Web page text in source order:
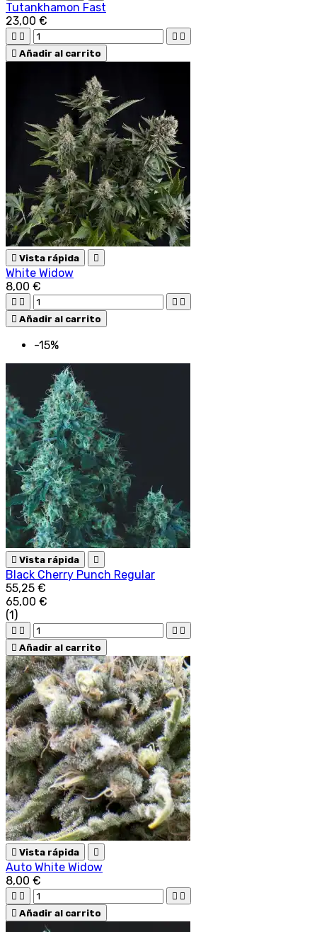
Tutankhamon Fast
23,00 €
   
 Añadir al carrito
 Vista rápida 
White Widow
8,00 €
   
 Añadir al carrito
-15%
 Vista rápida 
Black Cherry Punch Regular
55,25 €
65,00 €
(1)
   
 Añadir al carrito
 Vista rápida 
Auto White Widow
8,00 €
   
 Añadir al carrito